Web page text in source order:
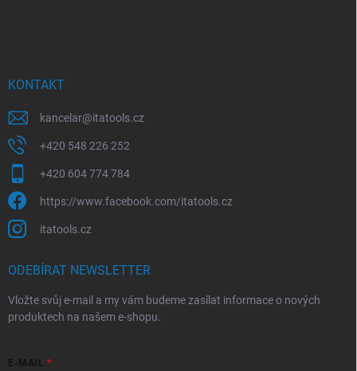
KONTAKT
kancelar@itatools.cz
+420 548 226 252
+420 604 774 784
https://www.facebook.com/itatools.cz
itatools.cz
ODEBÍRAT NEWSLETTER
Vložte svůj e-mail a my vám budeme zasílat informace o nových
produktech na našem e-shopu.
E-MAIL